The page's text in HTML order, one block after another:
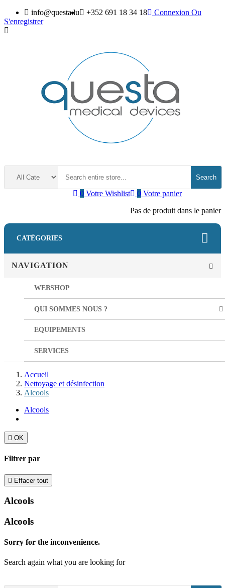
info@questa.lu +352 691 18 34 18 Connexion Ou
S'enregistrer
Search
0 Votre panier
Pas de produit dans le panier
0 Votre Wishlist
CATÉGORIES
NAVIGATION
WEBSHOP
QUI SOMMES NOUS ?
EQUIPEMENTS
SERVICES
Accueil
Nettoyage et désinfection
Alcools
Alcools
 OK
Filtrer par
 Effacer tout
Alcools
Alcools
Sorry for the inconvenience.
Search again what you are looking for